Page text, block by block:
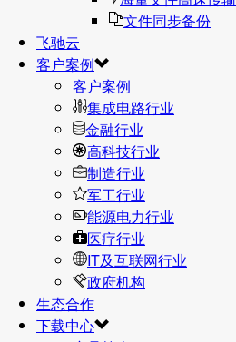
文件同步备份
飞驰云
客户案例
客户案例
集成电路行业
金融行业
高科技行业
制造行业
军工行业
能源电力行业
医疗行业
IT及互联网行业
政府机构
生态合作
下载中心